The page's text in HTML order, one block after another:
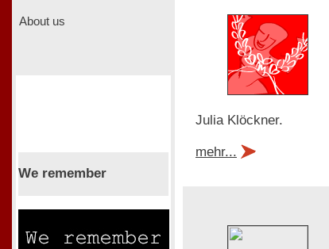
About us
We remember
Julia Klöckner.
mehr...